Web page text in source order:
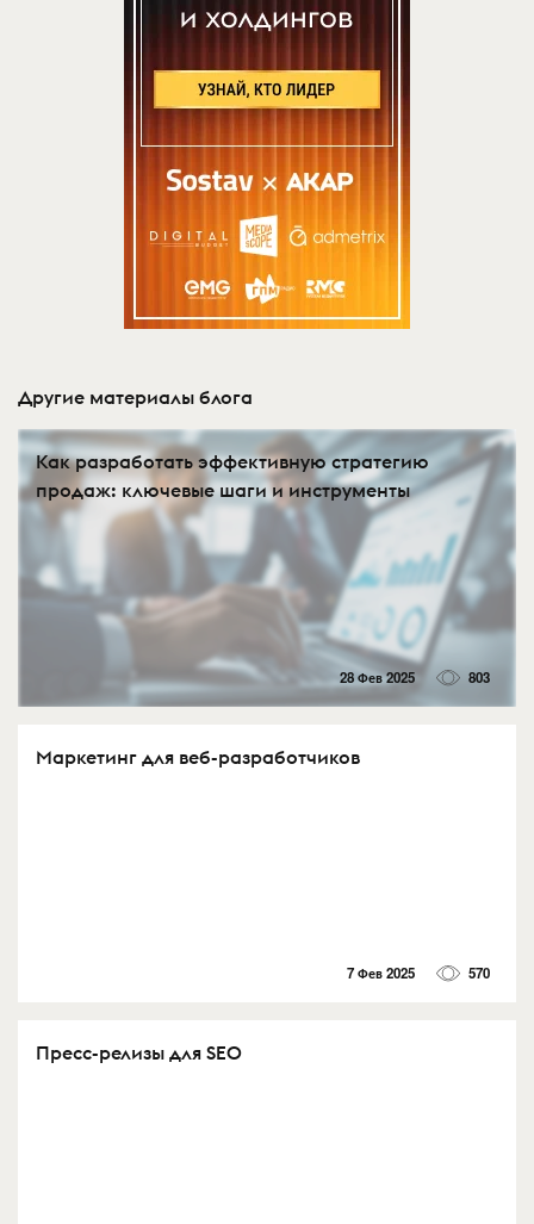
Другие материалы блога
Как разработать эффективную стратегию
продаж: ключевые шаги и инструменты
28 Фев 2025 803
Маркетинг для веб-разработчиков
7 Фев 2025 570
Пресс-релизы для SEO